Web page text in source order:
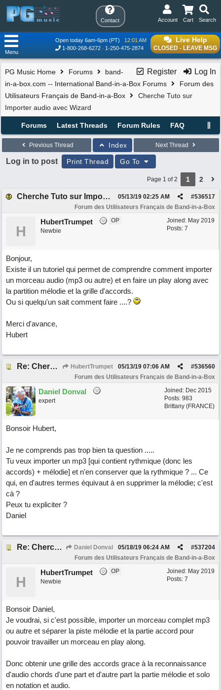
Contact Search
Cart
Account
Live Help
CLOSED - LEAVE MSG
Open today 6am-6pm (PT)
12:01 AM
1-800-268-6272
1-250-475-2874
Menu
Register Log In
PG Music Home Forums
band-
in-a-box.com -- International Band-in-a-Box Forums
Forum des
Utilisateurs Français de Band-in-a-Box
Cherche Tuto sur
Importer audio avec Wizard
Forums Latest Threads Forum Rules FAQ
Previous Thread Index Next Thread
Log in to post Print Thread Go To
Page 1 of 2 1 2
Cherche Tuto sur Importer audio avec Wizard #536517
05/13/19 02:25 AM
Forum des Utilisateurs Français de Band-in-a-Box
Joined: May 2019
Posts: 7
H
HubertTrumpet
OP
Newbie
Bonjour,
Existe il un tutoriel qui permet de comprendre comment importer
un morceau audio (mp3 ou autre) et en faire un play along avec
la partition mélodie et la grille d'accords.
Ou si quelqu'un sait comment faire ....?
Merci d'avance,
Hubert
Re: Cherche Tuto sur Importer audio avec Wizard HubertTrumpet #536560
05/13/19 07:06 AM
Forum des Utilisateurs Français de Band-in-a-Box
Joined: Dec 2015
Posts: 983
Brittany (FRANCE)
Daniel Donval
expert
Bonsoir Hubert,
Je ne comprends pas trop bien ta question .....
Tu veux importer un mp3 [qui contient rythmique (donc les
accords) + mélodie] et n'en conserver que la rythmique ? ... Ce
qui, en d'autres termes équivaut à en supprimer la mélodie; c'est
cà ?
Peux tu expliciter ?
Daniel
Re: Cherche Tuto sur Importer audio avec Wizard Daniel Donval #537204
05/18/19 06:24 AM
Forum des Utilisateurs Français de Band-in-a-Box
Joined: May 2019
Posts: 7
H
HubertTrumpet
OP
Newbie
Bonsoir Daniel,
Je voudrai, si c'est possible, importer un morceau complet mp3
ou autre et séparer la piste mélodie et la partie accord pour
pouvoir travailler un morceau en play along.
Donc obtenir une grille des accords grace à la reconnaissance
d'audio chords d'une part et d'autre part la partie mélodie et solo
en notation et audio.